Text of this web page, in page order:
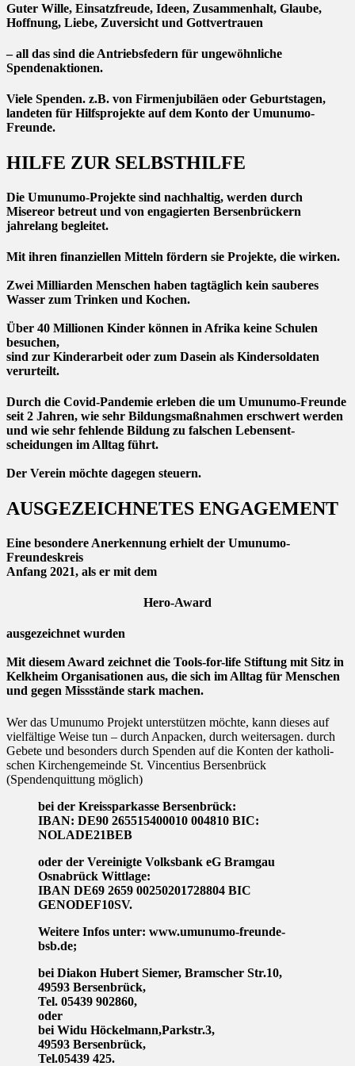
Guter Wille, Einsatzfreude, Ideen, Zusammenhalt, Glaube,
Hoffnung, Liebe, Zuversicht und Gottvertrauen
– all das sind die Antriebsfedern für ungewöhnliche
Spendenaktionen.
Viele Spenden. z.B. von Firmenjubiläen oder Geburtstagen,
landeten für Hilfsprojekte auf dem Konto der Umunumo­
Freunde.
HILFE ZUR SELBSTHILFE
Die Umunumo-Projekte sind nachhaltig, werden durch
Misereor betreut und von engagierten Bersenbrückern
jahrelang begleitet.
Mit ihren finanziellen Mitteln fördern sie Projekte, die wirken.
Zwei Milliarden Menschen haben tagtäglich kein sauberes
Wasser zum Trinken und Kochen.
Über 40 Millionen Kinder können in Afrika kei­ne Schulen
besuchen,
sind zur Kinderarbeit oder zum Dasein als Kindersoldaten
verurteilt.
Durch die Covid-Pandemie erleben die um­ Umunumo-Freunde
seit 2 Jahren, wie sehr Bil­dungsmaßnahmen erschwert werden
und wie sehr fehlende Bildung zu falschen Lebensent­
scheidungen im Alltag führt.
Der Verein möchte dagegen steuern.
AUSGEZEICHNETES ENGAGEMENT
Eine besondere Anerkennung erhielt der Umunumo-
Freundeskreis
Anfang 2021, als er mit dem
Hero-Award
ausgezeichnet wurden
Mit diesem Award zeichnet die Tools-for-life­ Stiftung mit Sitz in
Kelkheim Organisationen aus, die sich im Alltag für Menschen
und gegen Missstände stark machen.
Wer das Umunumo­ Projekt unterstützen möchte, kann dieses auf
vielfältige Weise tun – durch Anpacken, durch weitersagen. durch
Gebete und besonders durch Spenden auf die Konten der katholi­
schen Kirchengemeinde St. Vincentius Bersenbrück
(Spendenquittung möglich)
bei der Kreissparkasse Bersenbrück:
IBAN: DE90 265515400010 004810 BIC:
NOLADE21BEB
oder der Vereinigte Volksbank eG Bramgau
Osnabrück Wittlage:
IBAN DE69 2659 00250201728804 BIC
GENODEF10SV.
Weitere Infos unter: www.umunumo-freunde-
bsb.de;
bei Diakon Hubert Siemer, Bramscher Str.10,
49593 Bersenbrück,
Tel. 05439 902860,
oder
bei Widu Höckelmann,Parkstr.3,
49593 Bersenbrück,
Tel.05439 425.